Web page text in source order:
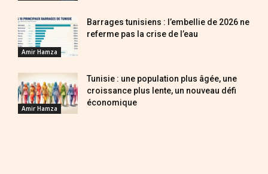
Amir Hamza
Barrages tunisiens : l’embellie de 2026 ne
referme pas la crise de l’eau
Amir Hamza
Tunisie : une population plus âgée, une
croissance plus lente, un nouveau défi
économique